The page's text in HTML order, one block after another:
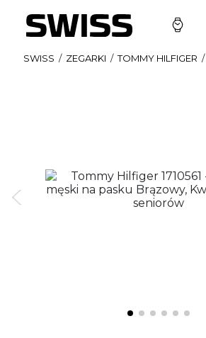
SWISS / ZEGARKI / TOMMY HILFIGER /